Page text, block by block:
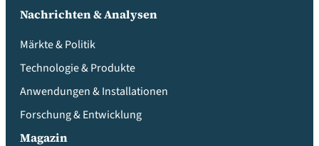
Nachrichten & Analysen
Märkte & Politik
Technologie & Produkte
Anwendungen & Installationen
Forschung & Entwicklung
Magazin